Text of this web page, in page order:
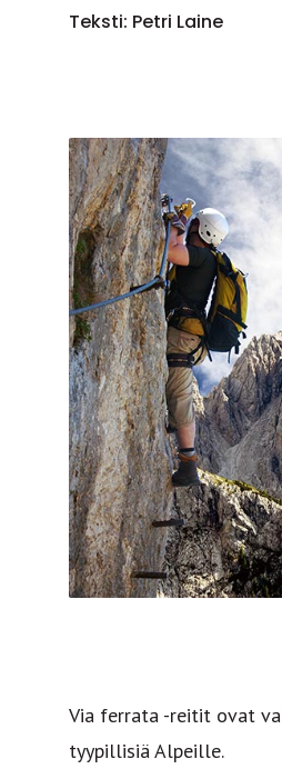
Teksti: Petri Laine
Via ferrata -reitit ovat
tyypillisiä Alpeille.